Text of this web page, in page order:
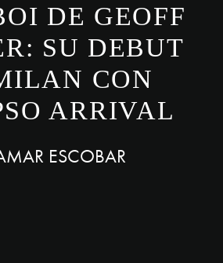
DE GEOFF
SU DEBUT
CON
ARRIVAL
ESCOBAR